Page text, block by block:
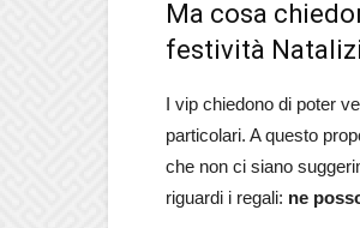
Ma cosa
festività
I vip chiedono di poter
particolari. A questo
che non ci siano
riguardi i regali: ne